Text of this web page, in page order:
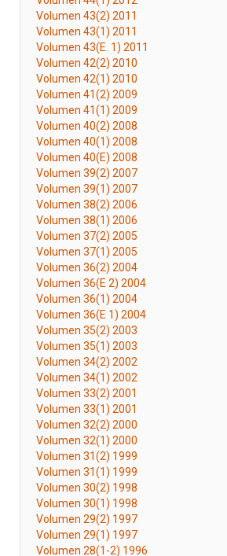
Volumen 43(2) 2011
Volumen 43(1) 2011
Volumen 43(E. 1) 2011
Volumen 42(2) 2010
Volumen 42(1) 2010
Volumen 41(2) 2009
Volumen 41(1) 2009
Volumen 40(2) 2008
Volumen 40(1) 2008
Volumen 40(E) 2008
Volumen 39(2) 2007
Volumen 39(1) 2007
Volumen 38(2) 2006
Volumen 38(1) 2006
Volumen 37(2) 2005
Volumen 37(1) 2005
Volumen 36(2) 2004
Volumen 36(E 2) 2004
Volumen 36(1) 2004
Volumen 36(E 1) 2004
Volumen 35(2) 2003
Volumen 35(1) 2003
Volumen 34(2) 2002
Volumen 34(1) 2002
Volumen 33(2) 2001
Volumen 33(1) 2001
Volumen 32(2) 2000
Volumen 32(1) 2000
Volumen 31(2) 1999
Volumen 31(1) 1999
Volumen 30(2) 1998
Volumen 30(1) 1998
Volumen 29(2) 1997
Volumen 29(1) 1997
Volumen 28(1-2) 1996